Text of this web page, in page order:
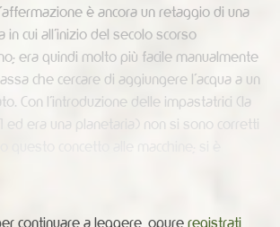
è ancora un retaggio di una
in cui all’inizio del secolo scorso
era quindi molto più facile manualmente
che cercare di aggiungere l’acqua a un
Con l’introduzione delle impastatrici (la
ed era una planetaria) non si sono corretti
continuare a leggere, opure registrati